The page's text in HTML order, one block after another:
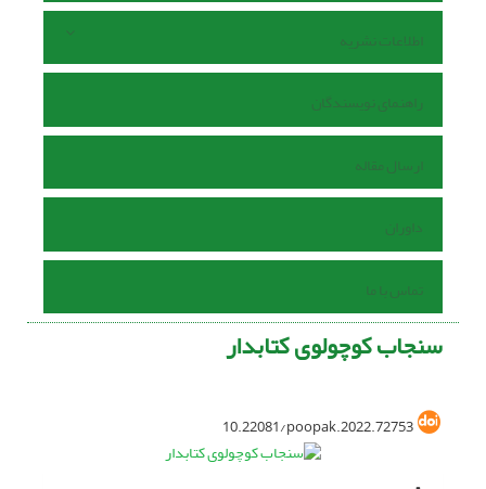
اطلاعات نشریه
راهنمای نویسندگان
ارسال مقاله
داوران
تماس با ما
سنجاب کوچولوی کتابدار
10.22081/poopak.2022.72753